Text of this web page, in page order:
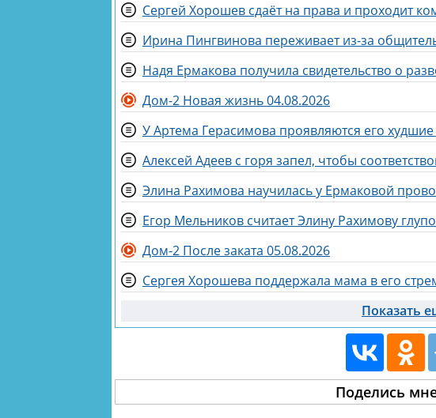
Сергей Хорошев сдаёт на права и проходит
Ирина Пингвинова переживает из-за
Надя Ермакова получила свидетельство о
Дом-2 Новая жизнь 04.08.2026
Алексей Адеев с горя запел, чтобы
Элина Рахимова научилась у Ермаковой
Егор Мельников считает Элину Рахимову
Дом-2 После заката 05.08.2026
Сергея Хорошева поддержала мама в его
Показать
Поделись